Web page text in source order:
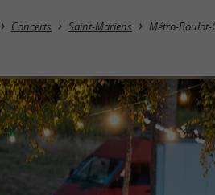
Concerts Saint-Mariens Métro-Boulot-